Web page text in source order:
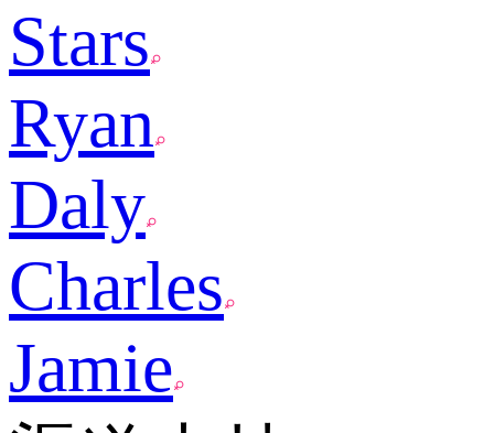
Stars
Ryan
Daly
Charles
Jamie